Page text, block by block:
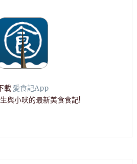
載 愛食記App
與小吠的最新美食食記!